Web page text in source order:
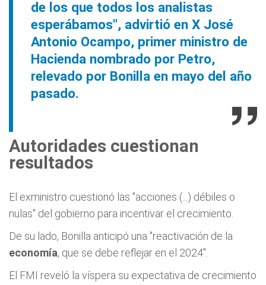
de los que todos los analistas
esperábamos", advirtió en X José
Antonio Ocampo, primer ministro de
Hacienda nombrado por Petro,
relevado por Bonilla en mayo del año
pasado.
Autoridades cuestionan
resultados
El exministro cuestionó las "acciones (...) débiles o
nulas" del gobierno para incentivar el crecimiento.
De su lado, Bonilla anticipó una "reactivación de la
economía, que se debe reflejar en el 2024".
El FMI reveló la víspera su expectativa de crecimiento